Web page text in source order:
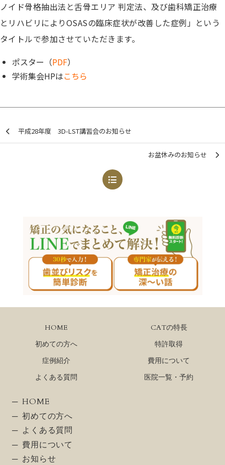
ノイド骨格抽出法と舌骨エリア 判定法、及び歯科矯正治療
とリハビリによりOSASの臨床症状が改善した症例」という
タイトルで参加させていただきます。
ポスター（PDF）
学術集会HPはこちら
平成28年度 3D-LST講習会のお知らせ
お盆休みのお知らせ
HOME
CATの特長
初めての方へ
特許取得
症例紹介
費用について
よくある質問
医院一覧・予約
HOME
初めての方へ
よくある質問
費用について
お知らせ